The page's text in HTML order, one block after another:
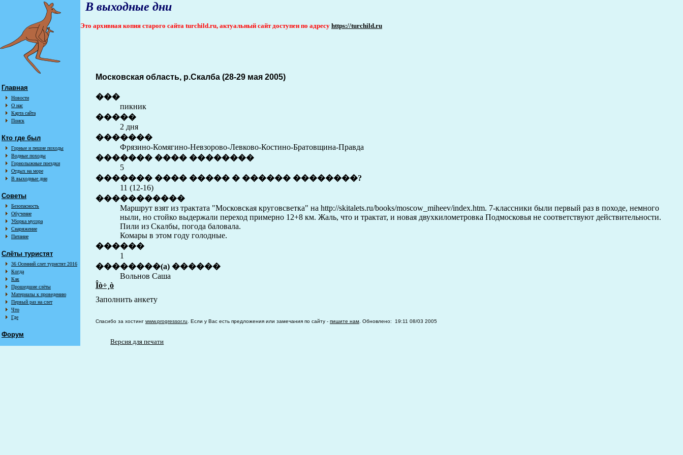
Главная
Новости
О нас
Карта сайта
Поиск
Кто где был
Горные и пешие походы
Водные походы
Горнолыжные поездки
Отдых на море
В выходные дни
Советы
Безопасность
Обучение
Уборка мусора
Снаряжение
Питание
Слёты туристят
36 Осенний слет туристят 2016
Когда
Как
Прошедшие слёты
Материалы к проведению
Первый раз на слет
Что
Где
Форум
В выходные дни
Это архивная копия старого сайта turchild.ru, актуальный сайт доступен по адресу https://turchild.ru
Московская область, р.Скалба (28-29 мая 2005)
���
пикник
�����
2 дня
�������
Фрязино-Комягино-Невзорово-Левково-Костино-Братовщина-Правда
������� ���� ��������
5
������� ���� ����� � ������ ��������?
11 (12-16)
�����������
Маршрут взят из трактата "Московская круговсветка" на http://skitalets.ru/books/moscow_miheev/index.htm. 7-классники были первый раз в походе, немного
ныли, но стойко выдержали переход примерно 12+8 км. Жаль, что и трактат, и новая двухкилометровка Подмосковья не соответствуют действительности.
Пили из Скалбы, погода баловала.
Комары в этом году голодные.
������
1
��������(a) ������
Вольнов Саша
Îò÷¸ò
Заполнить анкету
Спасибо за хостинг www.progressor.ru . Если у Вас есть предложения или замечания по сайту - пишите нам . Обновлено: 19:11 08/03 2005
Версия для печати